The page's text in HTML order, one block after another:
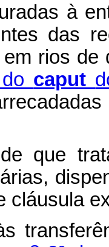
à
das
rios de
caput
que
cláusula